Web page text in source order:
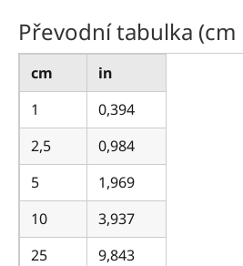
Převodní tabulka
cm
in
1
0,394
2,5
0,984
5
1,969
10
3,937
25
9,843